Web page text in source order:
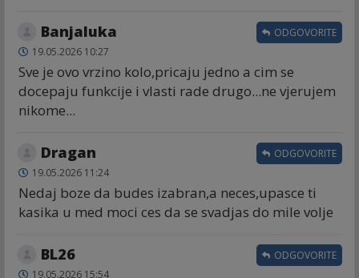
Banjaluka
19.05.2026 10:27
Sve je ovo vrzino kolo,pricaju jedno a cim se
docepaju funkcije i vlasti rade drugo...ne vjerujem
nikome...
ODGOVORITE
Dragan
19.05.2026 11:24
Nedaj boze da budes izabran,a neces,upasce ti
kasika u med moci ces da se svadjas do mile volje
ODGOVORITE
BL26
19.05.2026 15:54
ODGOVORITE